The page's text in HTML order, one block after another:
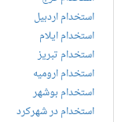
استخدام اردبیل
استخدام ایلام
استخدام تبریز
استخدام ارومیه
استخدام بوشهر
استخدام در شهرکرد